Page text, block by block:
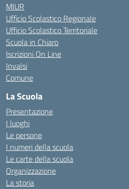
MIUR
Ufficio Scolastico Regionale
Ufficio Scolastico Territoriale
Scuola in Chiaro
Iscrizioni On Line
Invalsi
Comune
La Scuola
Presentazione
I luoghi
Le persone
I numeri della scuola
Le carte della scuola
Organizzazione
La storia